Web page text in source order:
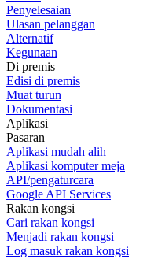
Penyelesaian
Ulasan pelanggan
Alternatif
Kegunaan
Di premis
Edisi di premis
Muat turun
Dokumentasi
Aplikasi
Pasaran
Aplikasi mudah alih
Aplikasi komputer meja
API/pengaturcara
Google API Services
Rakan kongsi
Cari rakan kongsi
Menjadi rakan kongsi
Log masuk rakan kongsi